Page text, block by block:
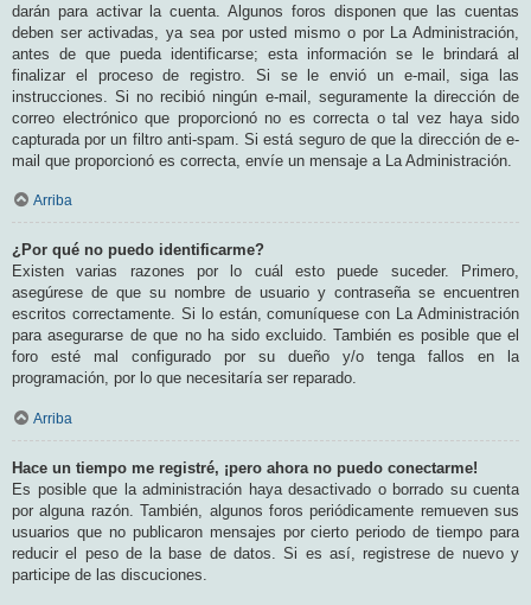
darán para activar la cuenta. Algunos foros disponen que las cuentas
deben ser activadas, ya sea por usted mismo o por La Administración,
antes de que pueda identificarse; esta información se le brindará al
finalizar el proceso de registro. Si se le envió un e-mail, siga las
instrucciones. Si no recibió ningún e-mail, seguramente la dirección de
correo electrónico que proporcionó no es correcta o tal vez haya sido
capturada por un filtro anti-spam. Si está seguro de que la dirección de e-
mail que proporcionó es correcta, envíe un mensaje a La Administración.
Arriba
¿Por qué no puedo identificarme?
Existen varias razones por lo cuál esto puede suceder. Primero,
asegúrese de que su nombre de usuario y contraseña se encuentren
escritos correctamente. Si lo están, comuníquese con La Administración
para asegurarse de que no ha sido excluido. También es posible que el
foro esté mal configurado por su dueño y/o tenga fallos en la
programación, por lo que necesitaría ser reparado.
Arriba
Hace un tiempo me registré, ¡pero ahora no puedo conectarme!
Es posible que la administración haya desactivado o borrado su cuenta
por alguna razón. También, algunos foros periódicamente remueven sus
usuarios que no publicaron mensajes por cierto periodo de tiempo para
reducir el peso de la base de datos. Si es así, registrese de nuevo y
participe de las discuciones.